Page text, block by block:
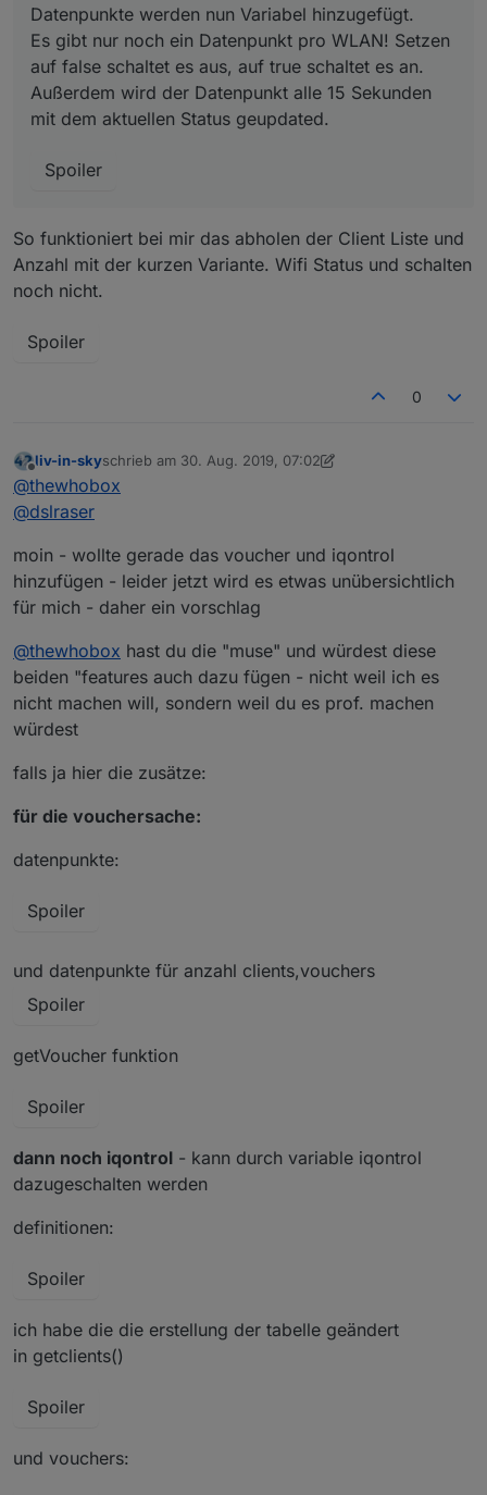
Datenpunkte werden nun Variabel hinzugefügt.
Es gibt nur noch ein Datenpunkt pro WLAN! Setzen
auf false schaltet es aus, auf true schaltet es an.
Außerdem wird der Datenpunkt alle 15 Sekunden
mit dem aktuellen Status geupdated.
Spoiler
So funktioniert bei mir das abholen der Client Liste und
Anzahl mit der kurzen Variante. Wifi Status und schalten
noch nicht.
Spoiler
0
Offline
liv-in-skyschrieb am 30. Aug. 2019, 07:02
zuletzt editiert von liv-in-sky
@thewhobox
@dslraser
moin - wollte gerade das voucher und iqontrol
hinzufügen - leider jetzt wird es etwas unübersichtlich
für mich - daher ein vorschlag
@thewhobox hast du die "muse" und würdest diese
beiden "features auch dazu fügen - nicht weil ich es
nicht machen will, sondern weil du es prof. machen
würdest
falls ja hier die zusätze:
für die vouchersache:
datenpunkte:
Spoiler
und datenpunkte für anzahl clients,vouchers
Spoiler
getVoucher funktion
Spoiler
dann noch iqontrol - kann durch variable iqontrol
dazugeschalten werden
definitionen:
Spoiler
ich habe die die erstellung der tabelle geändert
in getclients()
Spoiler
und vouchers: